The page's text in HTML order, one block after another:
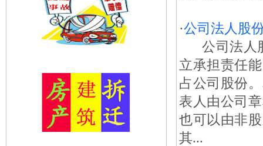
·公司法人股
公司法人股
立承担责任
占公司股份
表人由公司
也可以由非
其...